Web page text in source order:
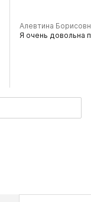
Алевтина
Я очень довольна